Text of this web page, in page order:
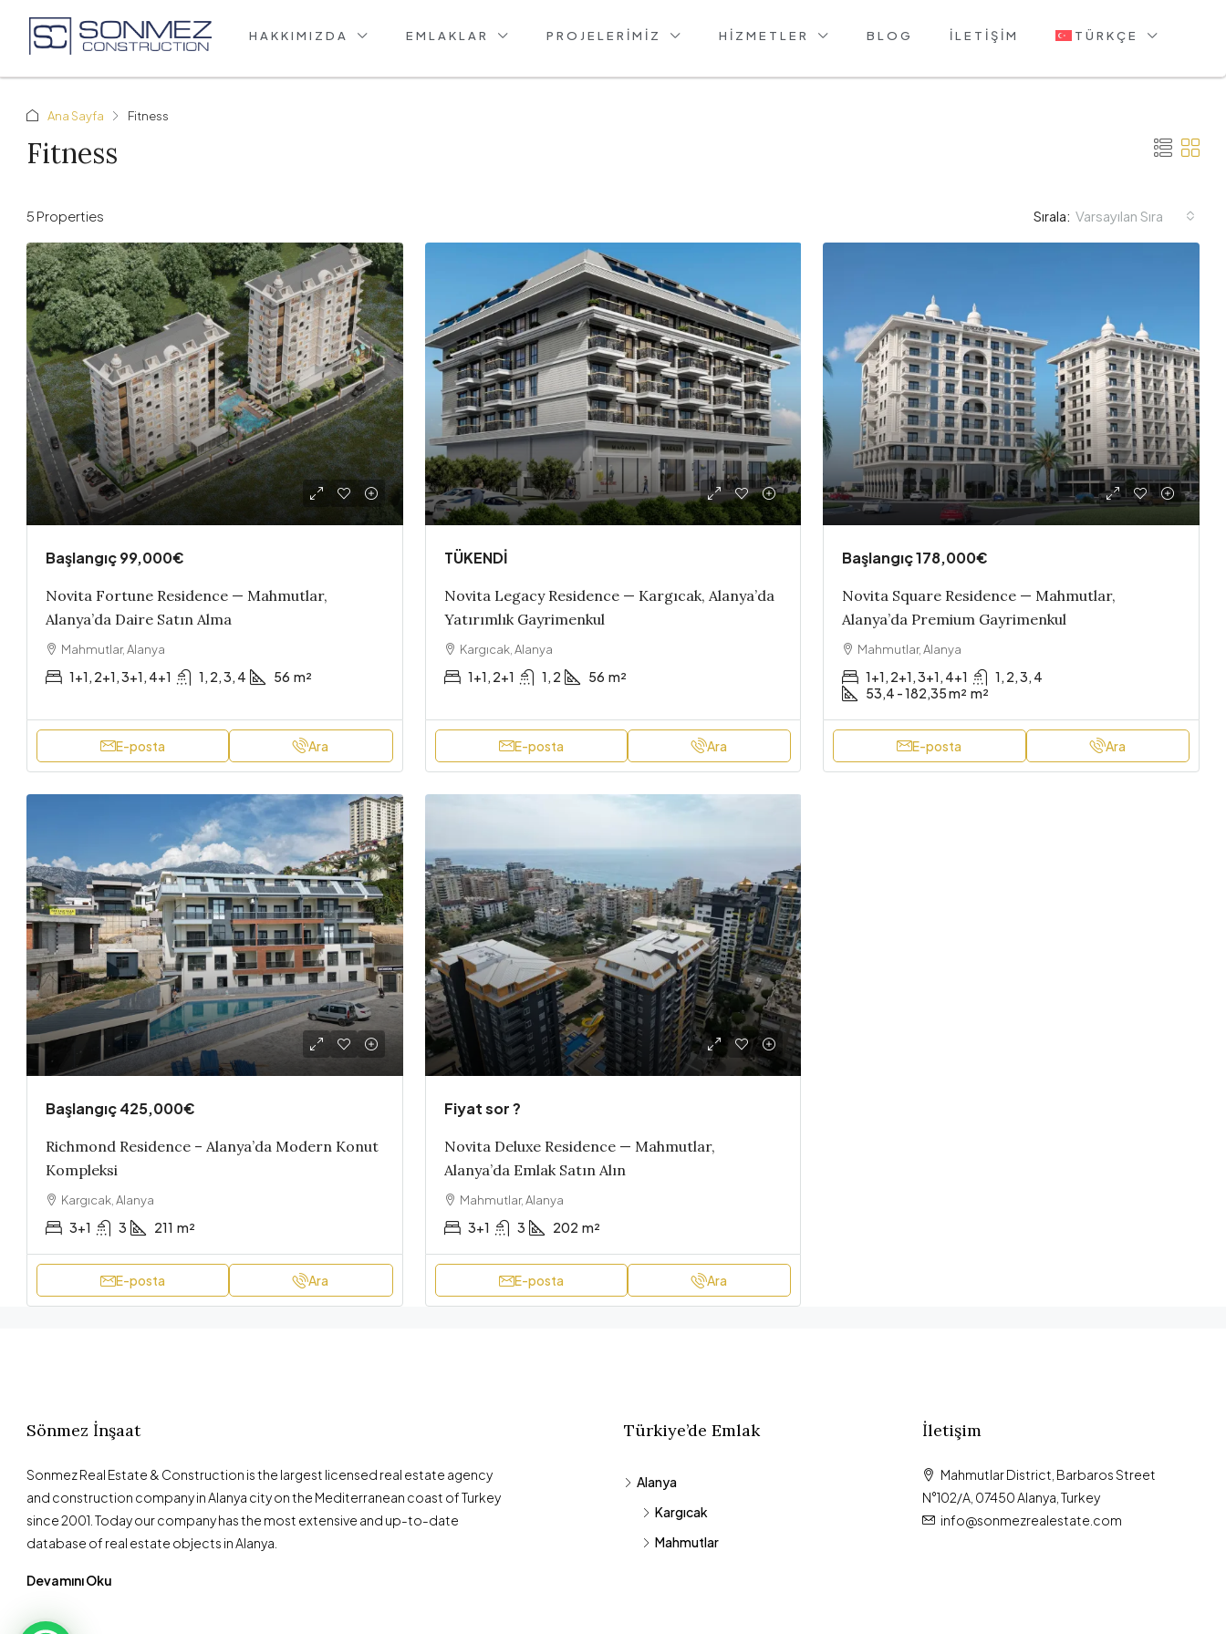
HAKKIMIZDA EMLAKLAR PROJELERIMIZ HIZMETLER BLOG İLETIŞIM TÜRKÇE
Ana Sayfa Fitness
Fitness
5 Properties Sırala: Varsayılan Sıra
Başlangıç99,000€
Novita Fortune Residence — Mahmutlar,
Alanya’da Daire Satın Alma
Mahmutlar, Alanya
1+1, 2+1, 3+1, 4+1 1, 2, 3, 4 56 m²
E-posta Ara
TÜKENDİ
Novita Legacy Residence — Kargıcak, Alanya’da
Yatırımlık Gayrimenkul
Kargıcak, Alanya
1+1, 2+1 1, 2 56 m²
E-posta Ara
Başlangıç178,000€
Novita Square Residence — Mahmutlar,
Alanya’da Premium Gayrimenkul
Mahmutlar, Alanya
1+1, 2+1, 3+1, 4+1
1, 2, 3, 4
53,4 - 182,35 m² m²
E-posta Ara
Başlangıç425,000€
Richmond Residence – Alanya’da Modern Konut
Kompleksi
Kargıcak, Alanya
3+1 3 211 m²
E-posta Ara
Fiyat sor ?
Novita Deluxe Residence — Mahmutlar,
Alanya’da Emlak Satın Alın
Mahmutlar, Alanya
3+1 3 202 m²
E-posta Ara
Sönmez İnşaat
Sonmez Real Estate & Construction is the largest licensed real estate agency
and construction company in Alanya city on the Mediterranean coast of Turkey
since 2001. Today our company has the most extensive and up-to-date
database of real estate objects in Alanya.
Devamını Oku
Türkiye’de Emlak
Alanya
Kargıcak
Mahmutlar
İletişim
Mahmutlar District, Barbaros Street
N°102/A, 07450 Alanya, Turkey
info@sonmezrealestate.com